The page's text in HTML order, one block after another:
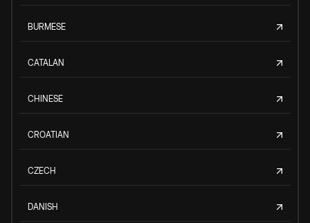
BURMESE
CATALAN
CHINESE
CROATIAN
CZECH
DANISH